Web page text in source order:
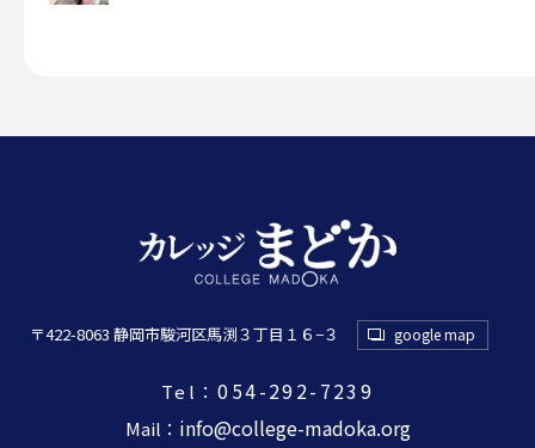
〒422-8063 静岡市駿河区馬渕３丁目１６−３ google map
Tel：054-292-7239
Mail： info@college-madoka.org